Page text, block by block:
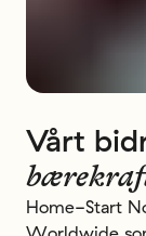
Vårt
Home-Start